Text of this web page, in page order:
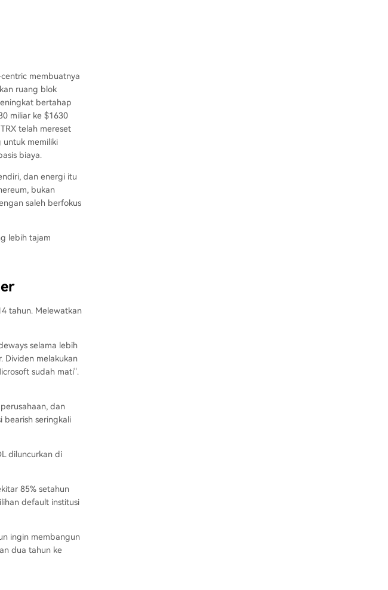
membuatnya
ruang blok
bertahap
miliar ke $1630
telah mereset
untuk memiliki
biaya.
dan energi itu
bukan
saleh berfokus
lebih tajam
tahun. Melewatkan
selama lebih
Dividen melakukan
sudah mati".
dan
bearish seringkali
diluncurkan di
85% setahun
default institusi
ingin membangun
dua tahun ke